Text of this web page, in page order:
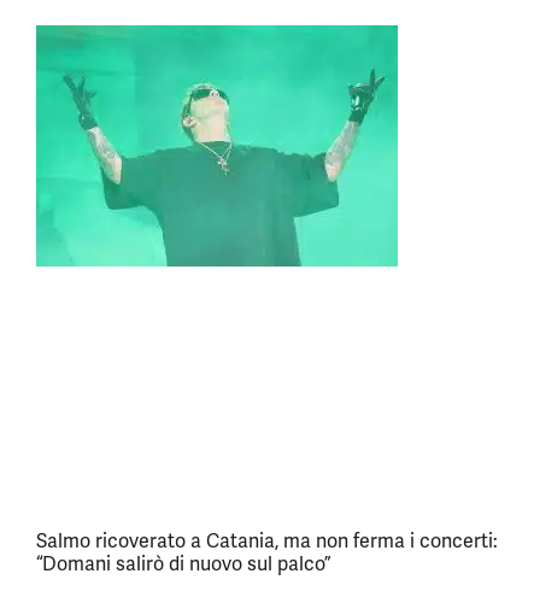
Salmo ricoverato a Catania, ma non ferma i concerti:
“Domani salirò di nuovo sul palco”